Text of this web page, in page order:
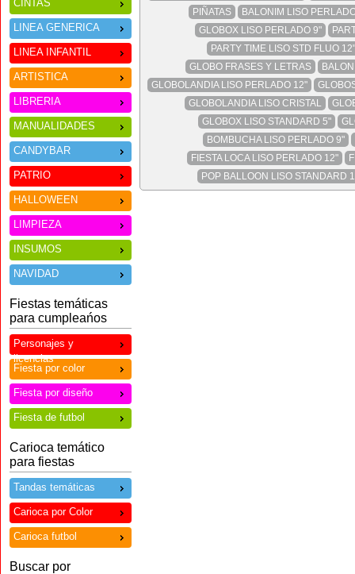
CINTAS
LINEA GENERICA
LINEA INFANTIL
ARTISTICA
LIBRERIA
MANUALIDADES
CANDYBAR
PATRIO
HALLOWEEN
LIMPIEZA
INSUMOS
NAVIDAD
Fiestas temáticas
para cumpleańos
Personajes y
licencias
Fiesta por color
Fiesta por diseño
Fiesta de futbol
Carioca temático
para fiestas
Tandas temáticas
Carioca por Color
Carioca futbol
Buscar por
PIÑATAS
BALONIM LISO
GLOBOX LISO PERLADO 9"
PARTY TIME LISO STD FLUO 12"
GLOBO FRASES Y LETRAS
GLOBOLANDIA LISO PERLADO 12"
GLOBOLANDIA LISO CRISTAL
GLOBOX LISO STANDARD 5"
BOMBUCHA LISO PERLADO 9"
FIESTA LOCA LISO PERLADO 12"
POP BALLOON LISO STANDARD